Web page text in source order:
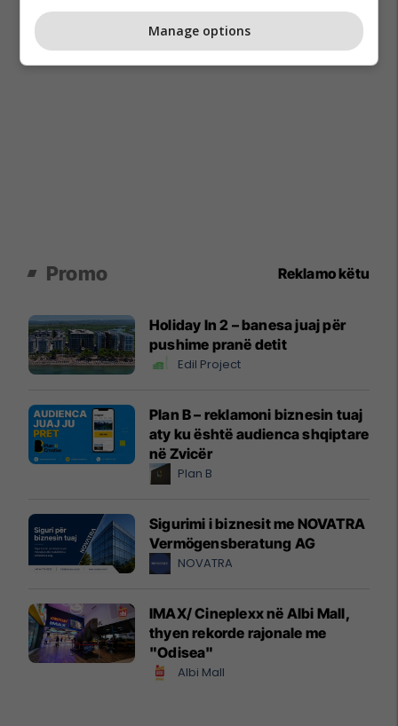
Promo Reklamo këtu
Holiday In 2 – banesa juaj për
pushime pranë detit
Edil Project
Plan B – reklamoni biznesin tuaj
aty ku është audienca shqiptare
në Zvicër
Plan B
Sigurimi i biznesit me NOVATRA
Vermögensberatung AG
NOVATRA
IMAX/ Cineplexx në Albi Mall,
thyen rekorde rajonale me
"Odisea"
Albi Mall
Manage options